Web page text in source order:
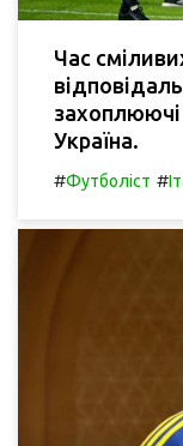
Час
захоплюючі
Україна.
#Футболіст #